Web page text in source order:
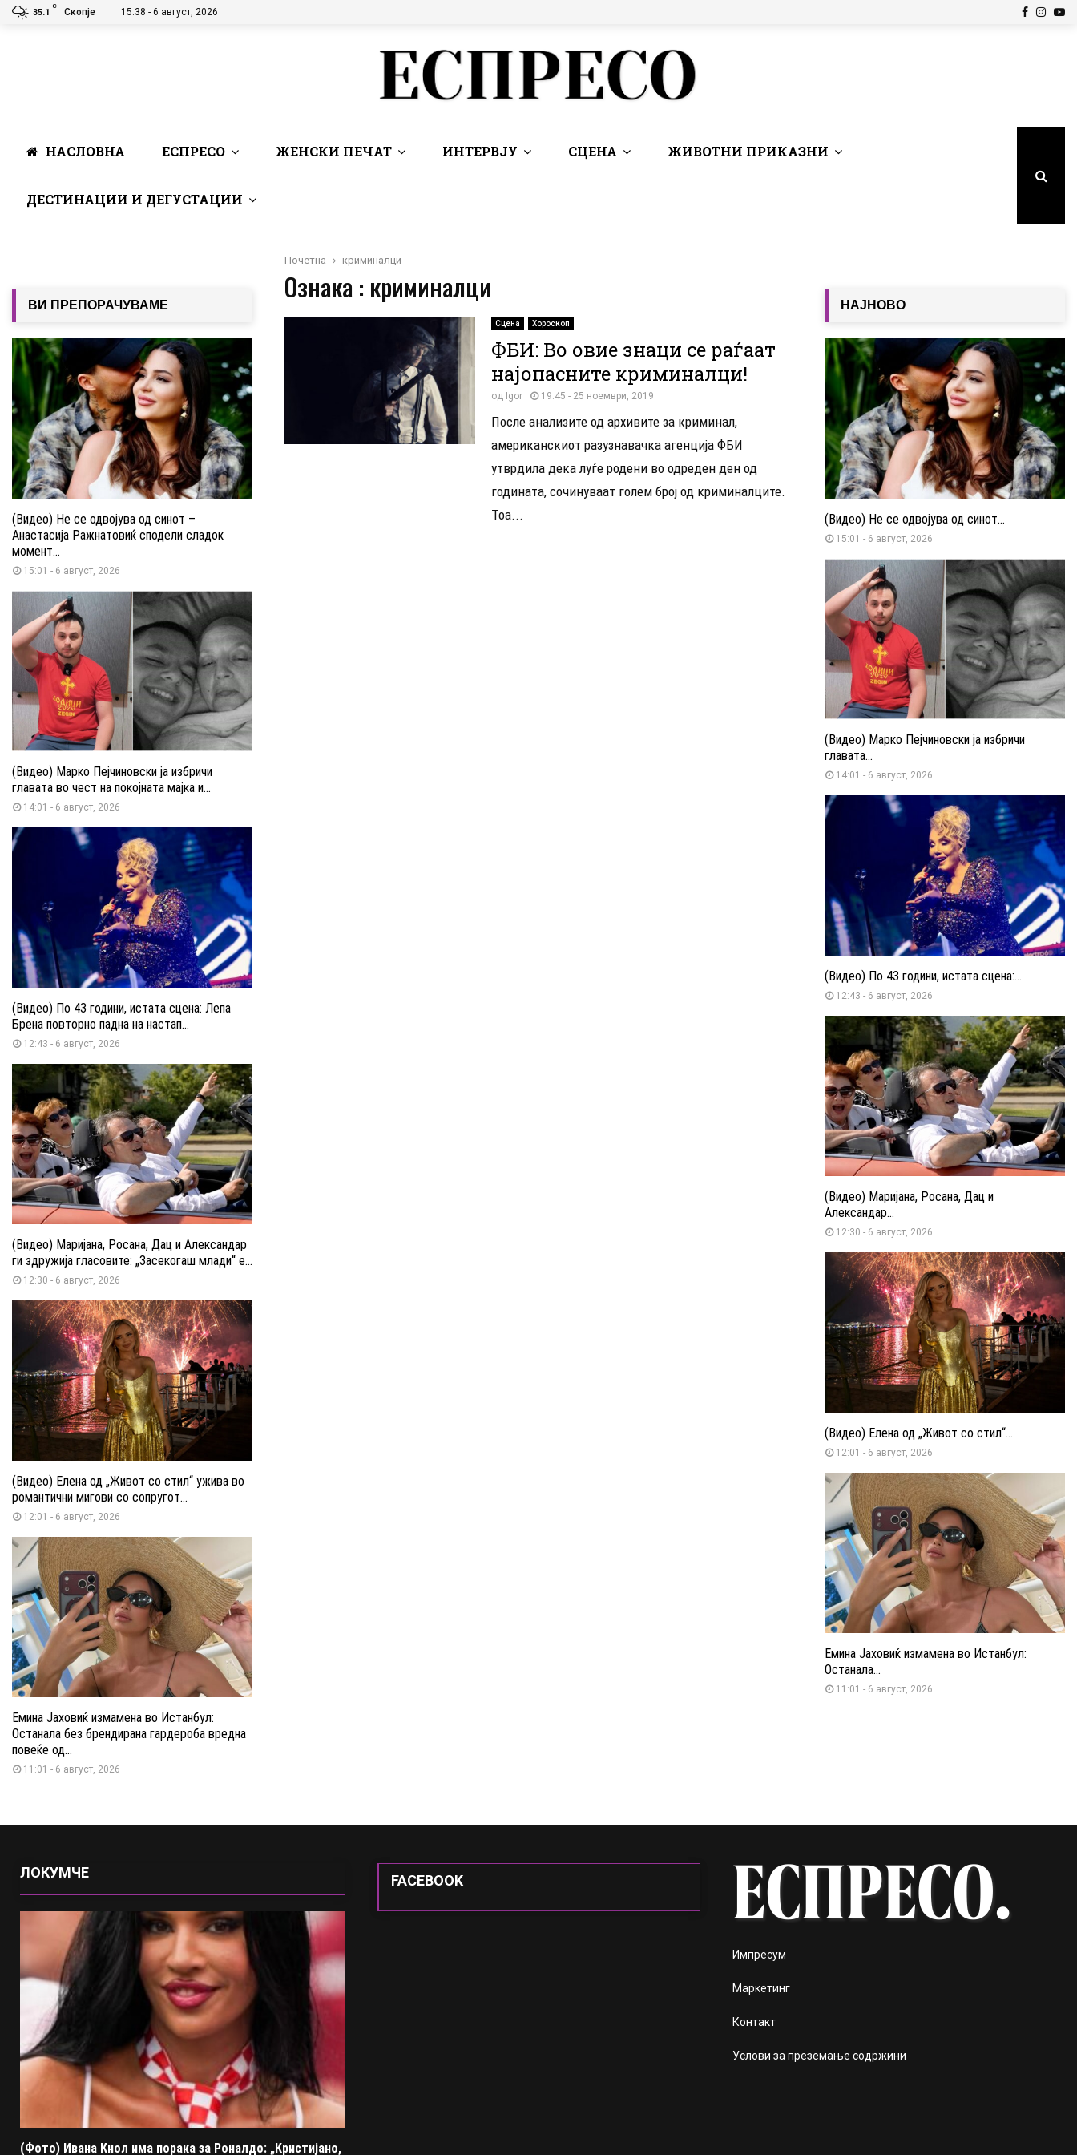
35.1
C
Скопје 15:38 - 6 август, 2026 Facebook
НАСЛОВНА ЕСПРЕСО ЖЕНСКИ ПЕЧАТ ИНТЕРВЈУ СЦЕНА ЖИВОТНИ ПРИКАЗНИ
ДЕСТИНАЦИИ И ДЕГУСТАЦИИ
Почетна криминалци
Ознака : криминалци
Сцена Хороскоп
ФБИ: Во овие знаци се раѓаат
најопасните криминалци!
од Igor 19:45 - 25 ноември, 2019
После анализите од архивите за криминал,
американскиот разузнавачка агенција ФБИ
утврдила дека луѓе родени во одреден ден од
годината, сочинуваат голем број од криминалците.
Тоа...
ВИ ПРЕПОРАЧУВАМЕ
(Видео) Не се одвојува од синот –
Анастасија Ражнатовиќ сподели сладок
момент...
15:01 - 6 август, 2026
(Видео) Марко Пејчиновски ја избричи
главата во чест на покојната мајка и...
14:01 - 6 август, 2026
(Видео) По 43 години, истата сцена: Лепа
Брена повторно падна на настап...
12:43 - 6 август, 2026
(Видео) Маријана, Росана, Дац и Александар
ги здружија гласовите: „Засекогаш млади“ е...
12:30 - 6 август, 2026
(Видео) Елена од „Живот со стил“ ужива во
романтични мигови со сопругот...
12:01 - 6 август, 2026
Емина Јаховиќ измамена во Истанбул:
Останала без брендирана гардероба вредна
повеќе од...
11:01 - 6 август, 2026
НАЈНОВО
(Видео) Не се одвојува од синот...
15:01 - 6 август, 2026
(Видео) Марко Пејчиновски ја избричи
главата...
14:01 - 6 август, 2026
(Видео) По 43 години, истата сцена:...
12:43 - 6 август, 2026
(Видео) Маријана, Росана, Дац и
Александар...
12:30 - 6 август, 2026
(Видео) Елена од „Живот со стил“...
12:01 - 6 август, 2026
Емина Јаховиќ измамена во Истанбул:
Останала...
11:01 - 6 август, 2026
ЛОКУМЧЕ
(Фото) Ивана Кнол има порака за Роналдо: „Кристијано,
FACEBOOK
Импресум
Маркетинг
Контакт
Услови за преземање содржини